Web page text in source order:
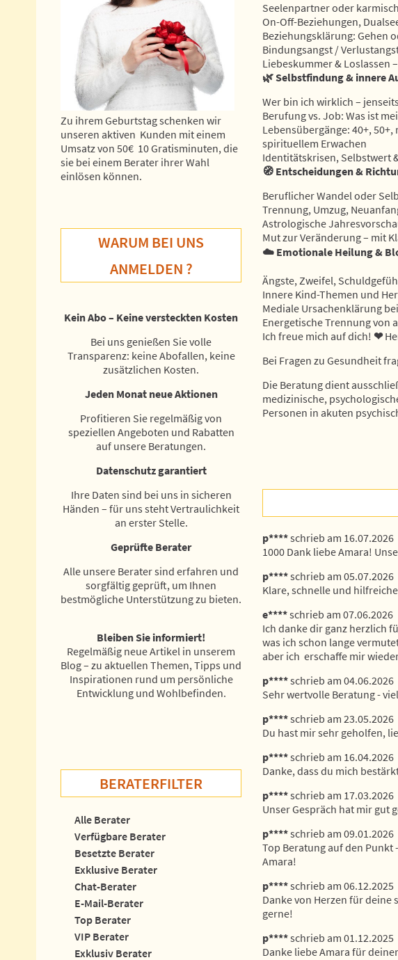
Zu ihrem Geburtstag schenken wir
unseren aktiven Kunden mit einem
Umsatz von 50€ 10 Gratisminuten, die
sie bei einem Berater ihrer Wahl
einlösen können.
WARUM BEI UNS
ANMELDEN ?
Kein Abo – Keine versteckten Kosten
Bei uns genießen Sie volle
Transparenz: keine Abofallen, keine
zusätzlichen Kosten.
Jeden Monat neue Aktionen
Profitieren Sie regelmäßig von
speziellen Angeboten und Rabatten
auf unsere Beratungen.
Datenschutz garantiert
Ihre Daten sind bei uns in sicheren
Händen – für uns steht Vertraulichkeit
an erster Stelle.
Geprüfte Berater
Alle unsere Berater sind erfahren und
sorgfältig geprüft, um Ihnen
bestmögliche Unterstützung zu bieten.
Bleiben Sie informiert!
Regelmäßig neue Artikel in unserem
Blog – zu aktuellen Themen, Tipps und
Inspirationen rund um persönliche
Entwicklung und Wohlbefinden.
BERATERFILTER
Alle Berater
Verfügbare Berater
Besetzte Berater
Exklusive Berater
Chat-Berater
E-Mail-Berater
Top Berater
VIP Berater
Exklusiv Berater
Seelenpartner oder
On-Off-Beziehungen,
Beziehungsklärung: Gehen
Bindungsangst /
Liebeskummer & Loslassen
🌿Selbstfindung & innere
Wer bin ich wirklich –
Berufung vs. Job: Was ist
Lebensübergänge: 40+,
spirituellem Erwachen
Identitätskrisen, Selbstwert
🧭 Entscheidungen &
Beruflicher Wandel oder
Trennung, Umzug,
Astrologische
Mut zur Veränderung – mit
☁️ Emotionale Heilung &
Ängste, Zweifel,
Innere Kind-Themen und
Mediale Ursachenklärung
Energetische Trennung von
Ich freue mich auf dich! ❤
Bei Fragen zu Gesundheit
Die Beratung dient
medizinische,
Personen in akuten
p****schrieb am 16.07.2026
1000 Dank liebe Amara!
p****schrieb am 05.07.2026
Klare, schnelle und
e****schrieb am 07.06.2026
Ich danke dir ganz herzlich
was ich schon lange
aber ich  erschaffe mir
p****schrieb am 04.06.2026
Sehr wertvolle Beratung -
p****schrieb am 23.05.2026
Du hast mir sehr geholfen,
p****schrieb am 16.04.2026
Danke, dass du mich
p****schrieb am 17.03.2026
Unser Gespräch hat mir gut
p****schrieb am 09.01.2026
Top Beratung auf den
Amara!
p****schrieb am 06.12.2025
Danke von Herzen für
gerne!
p****schrieb am 01.12.2025
Danke liebe Amara für